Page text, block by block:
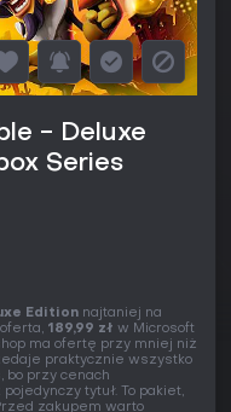
- Deluxe
Series
Edition najtaniej na
189,99 zł w Microsoft
ma ofertę przy mniej niż
praktycznie wszystko
bo przy cenach
tytuł. To pakiet,
zakupem warto